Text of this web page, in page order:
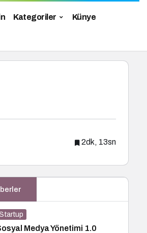
Kategoriler Künye
2dk, 13sn
Medya Yönetimi 1.0